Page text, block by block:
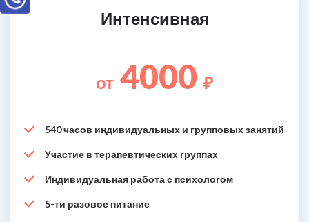
Интенсивная
от 4000 ₽
540 часов индивидуальных и групповых занятий
Участие в терапевтических группах
Индивидуальная работа с психологом
5-ти разовое питание